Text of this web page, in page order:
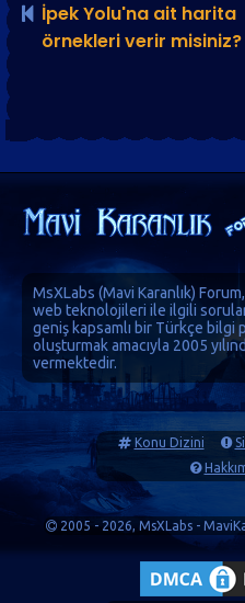
İpek Yolu'na ait harita
örnekleri verir misiniz?
MsXLabs (Mavi Karanlık) Forum
web teknolojileri ile ilgili
geniş kapsamlı bir Türkçe bilgi
oluşturmak amacıyla 2005
vermektedir.
Konu Dizini
2005 - 2026, MsXLabs -